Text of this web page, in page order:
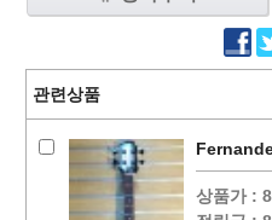
관련상품
상품가 :